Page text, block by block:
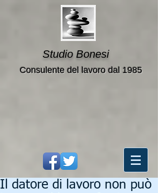
Studio Bonesi
Consulente del lavoro dal 1985
Il datore di lavoro non può